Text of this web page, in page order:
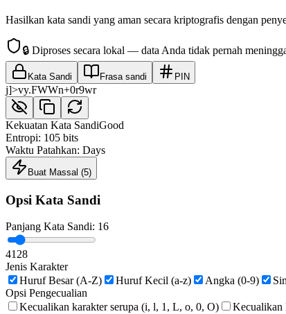
Hasilkan kata sandi yang aman secara kriptografis dengan
🔒 Diproses secara lokal — data Anda tidak pernah
Kata Sandi Frasa sandi PIN
j]>vy.FWWn+0r9wr
Kekuatan Kata SandiGood
Entropi: 105 bits
Waktu Patahkan: Days
Buat Massal (5)
Opsi Kata Sandi
Panjang Kata Sandi: 16
4128
Jenis Karakter
Huruf Besar (A-Z)
Huruf Kecil (a-z) Angka (0-9)
Opsi Pengecualian
Kecualikan karakter serupa (i, l, 1, L, o, 0, O)